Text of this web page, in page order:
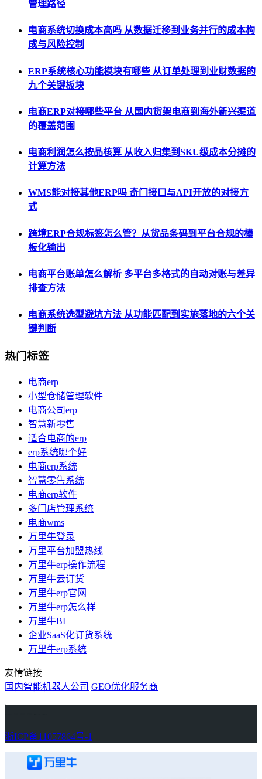
管理路径
电商系统切换成本高吗 从数据迁移到业务并行的成本构
成与风险控制
ERP系统核心功能模块有哪些 从订单处理到业财数据的
九个关键板块
电商ERP对接哪些平台 从国内货架电商到海外新兴渠道
的覆盖范围
电商利润怎么按品核算 从收入归集到SKU级成本分摊的
计算方法
WMS能对接其他ERP吗 奇门接口与API开放的对接方
式
跨境ERP合规标签怎么管？从货品条码到平台合规的模
板化输出
电商平台账单怎么解析 多平台多格式的自动对账与差异
排查方法
电商系统选型避坑方法 从功能匹配到实施落地的六个关
键判断
热门标签
电商erp
小型仓储管理软件
电商公司erp
智慧新零售
适合电商的erp
erp系统哪个好
电商erp系统
智慧零售系统
电商erp软件
多门店管理系统
电商wms
万里牛登录
万里平台加盟热线
万里牛erp操作流程
万里牛云订货
万里牛erp官网
万里牛erp怎么样
万里牛BI
企业SaaS化订货系统
万里牛erp系统
友情链接
国内智能机器人公司 GEO优化服务商
浙ICP备11057864号-1